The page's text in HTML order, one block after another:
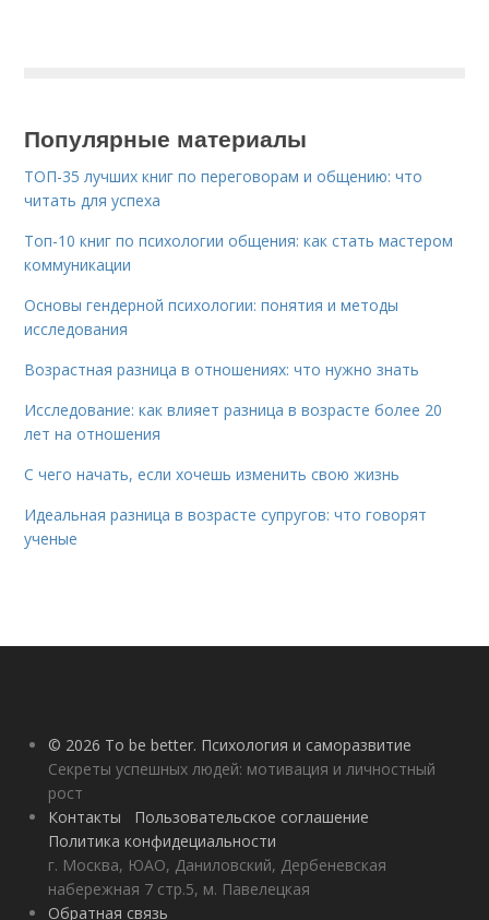
Популярные материалы
ТОП-35 лучших книг по переговорам и общению: что
читать для успеха
Топ-10 книг по психологии общения: как стать мастером
коммуникации
Основы гендерной психологии: понятия и методы
исследования
Возрастная разница в отношениях: что нужно знать
Исследование: как влияет разница в возрасте более 20
лет на отношения
С чего начать, если хочешь изменить свою жизнь
Идеальная разница в возрасте супругов: что говорят
ученые
© 2026 To be better. Психология и саморазвитие
Секреты успешных людей: мотивация и личностный
рост
Контакты
Пользовательское соглашение
Политика конфидециальности
г. Москва, ЮАО, Даниловский, Дербеневская
набережная 7 стр.5, м. Павелецкая
Обратная связь